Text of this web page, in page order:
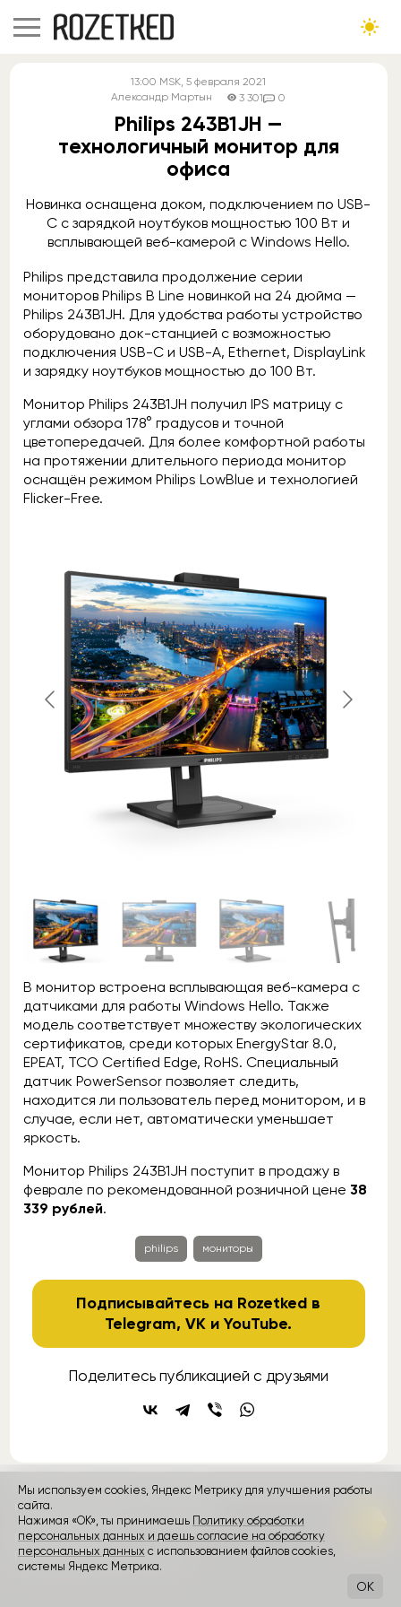
13:00 MSK, 5 февраля 2021
Александр Мартын
3 301 0
Philips 243B1JH —
технологичный монитор для
офиса
Новинка оснащена доком, подключением по USB-
C с зарядкой ноутбуков мощностью 100 Вт и
всплывающей веб-камерой с Windows Hello.
Philips представила продолжение серии
мониторов Philips B Line новинкой на 24 дюйма —
Philips 243B1JH. Для удобства работы устройство
оборудовано док-станцией с возможностью
подключения USB-C и USB-A, Ethernet, DisplayLink
и зарядку ноутбуков мощностью до 100 Вт.
Монитор Philips 243B1JH получил IPS матрицу с
углами обзора 178° градусов и точной
цветопередачей. Для более комфортной работы
на протяжении длительного периода монитор
оснащён режимом Philips LowBlue и технологией
Flicker-Free.
В монитор встроена всплывающая веб-камера с
датчиками для работы Windows Hello. Также
модель соответствует множеству экологических
сертификатов, среди которых EnergyStar 8.0,
EPEAT, TCO Certified Edge, RoHS. Специальный
датчик PowerSensor позволяет следить,
находится ли пользователь перед монитором, и в
случае, если нет, автоматически уменьшает
яркость.
Монитор Philips 243B1JH поступит в продажу в
феврале по рекомендованной розничной цене 38
339 рублей.
philips мониторы
Подписывайтесь на Rozetked в
Telegram,VK иYouTube.
Поделитесь публикацией с друзьями
контакты
Rozetked © 2026
Пользовательское соглашение
Мы используем cookies, Яндекс Метрику для улучшения работы
сайта.
Нажимая «ОК», ты принимаешь Политику обработки
персональных данных и даешь согласие на обработку
персональных данных с использованием файлов cookies,
системы Яндекс Метрика.
OK